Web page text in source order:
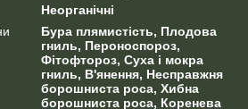
Неорганічні
Бура плямистість, Плодова
гниль, Пероноспороз,
Фітофтороз, Суха і мокра
гниль, В'янення, Несправжня
борошниста роса, Хибна
борошниста роса, Коренева